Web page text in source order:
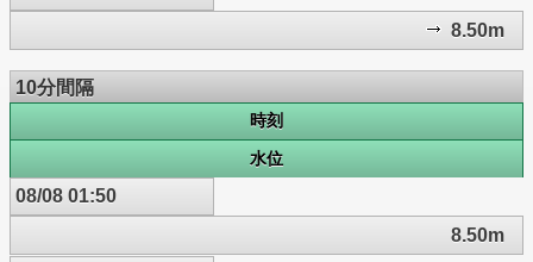
8.50m
10分間隔
時刻
水位
08/08 01:50
8.50m